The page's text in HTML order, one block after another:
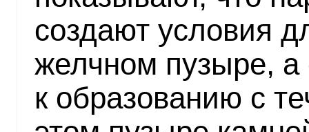
создают условия
желчном пузыре, а
к образованию с